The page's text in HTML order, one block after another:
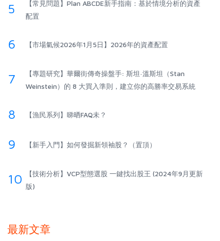
5
【常見問題】Plan ABCDE新手指南：基於情境分析的資產
配置
6 【市場氣候2026年1月5日】2026年的資產配置
7
【專題研究】華爾街傳奇操盤手: 斯坦·溫斯坦（Stan
Weinstein）的 8 大買入準則，建立你的高勝率交易系統
8 【漁民系列】睇晒FAQ未？
9 【新手入門】如何發掘新領袖股？（置頂）
10
【技術分析】VCP型態選股 一鍵找出股王 (2024年9月更新
版)
最新文章